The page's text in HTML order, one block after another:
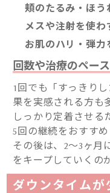
頬のたるみ・ほう
メスや注射を使
お肌のハリ・弾力
回数や治療のペー
1回でも「すっきり
果を実感される方も
しっかり定着させる
5回の継続をおすすめ
その後は、2〜3ヶ月
をキープしていくの
ダウンタイムが